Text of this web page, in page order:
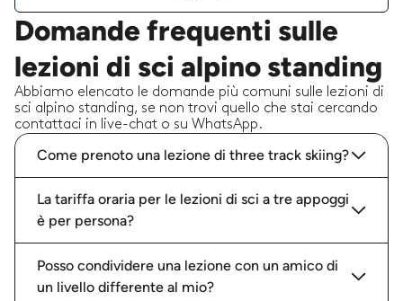
Domande frequenti sulle
lezioni di sci alpino standing
Abbiamo elencato le domande più comuni sulle lezioni di
sci alpino standing, se non trovi quello che stai cercando
contattaci in live-chat o su WhatsApp.
Come prenoto una lezione di three track skiing?
La tariffa oraria per le lezioni di sci a tre appoggi
è per persona?
Posso condividere una lezione con un amico di
un livello differente al mio?